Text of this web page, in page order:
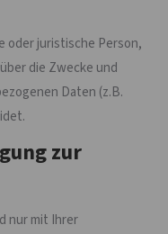
oder juristische Person,
die Zwecke und
Daten (z.B.
zur
nur mit Ihrer